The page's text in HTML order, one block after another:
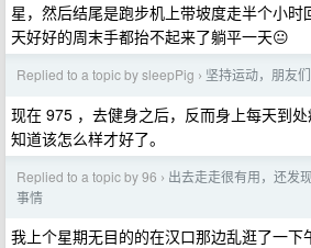
星，然后结尾是跑步机上带坡度走半个小
天好好的周末手都抬不起来了躺平一天😐
Replied to a topic by sleepPig › 坚持运动，朋友们
现在 975 ，去健身之后，反而身上每天到
知道该怎么样才好了。
Replied to a topic by 96 › 出去走走很有用，还发
事情
我上个星期无目的的在汉口那边乱逛了一下